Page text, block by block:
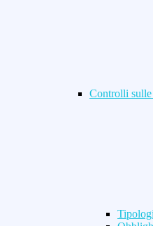
Controlli sulle